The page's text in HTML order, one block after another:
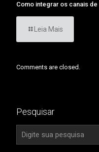
Como integrar os canais
Leia Mais
Comments are closed.
Pesquisar